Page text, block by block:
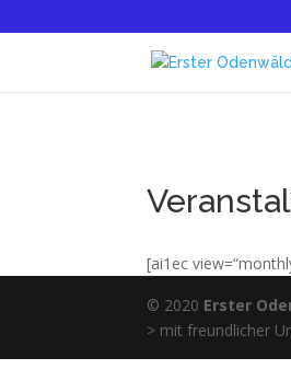
[ai1ec
© 2020 Erster
> mit freundlicher